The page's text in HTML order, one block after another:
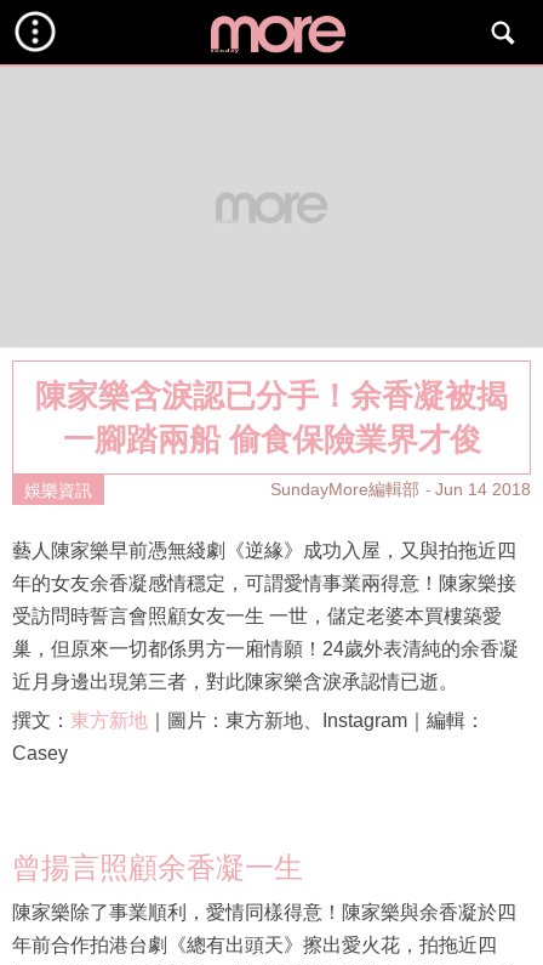
陳家樂含淚認已分手！余香凝被揭
一腳踏兩船 偷食保險業界才俊
娛樂資訊 SundayMore編輯部 Jun 14 2018
藝人陳家樂早前憑無綫劇《逆緣》成功入屋，又與拍拖近四
年的女友余香凝感情穩定，可謂愛情事業兩得意！陳家樂接
受訪問時誓言會照顧女友一生 一世，儲定老婆本買樓築愛
巢，但原來一切都係男方一廂情願！24歲外表清純的余香凝
近月身邊出現第三者，對此陳家樂含淚承認情已逝。
撰文： 東方新地 ｜圖片：東方新地、Instagram｜編輯：
Casey
曾揚言照顧余香凝一生
陳家樂除了事業順利，愛情同樣得意！陳家樂與余香凝於四
年前合作拍港台劇《總有出頭天》擦出愛火花，拍拖近四